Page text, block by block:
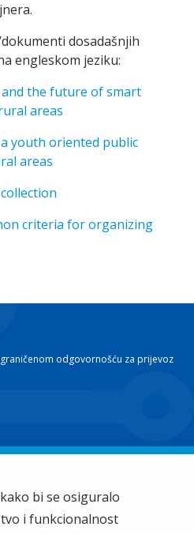
dosadašnjih
engleskom jeziku:
the future of smart
areas
youth oriented public
areas
criteria for organizing
odgovornošću za prijevoz
bi se osiguralo
i funkcionalnost